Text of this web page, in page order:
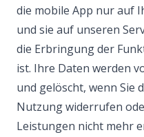
die mobile App nur auf
und sie auf unseren
die Erbringung der
ist. Ihre Daten werden
und gelöscht, wenn Sie
Nutzung widerrufen
Leistungen nicht mehr